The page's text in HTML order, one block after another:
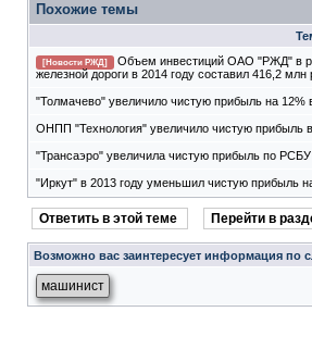
Похожие темы
[Новости РЖД]
Объем инвестиций ОАО "РЖД" в
железной дороги в 2014 году составил 416,2 млн
"Толмачево" увеличило чистую прибыль на 12%
ОНПП "Технология" увеличило чистую прибыль в
"Трансаэро" увеличила чистую прибыль по РСБУ
"Иркут" в 2013 году уменьшил чистую прибыль
Ответить в этой теме Перейти в
Возможно вас заинтересует информация по
машинист